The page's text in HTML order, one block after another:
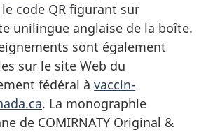
code QR figurant sur
unilingue anglaise de la boîte.
sont également
sur le site Web du
fédéral à vaccin-
. La monographie
de COMIRNATY Original &